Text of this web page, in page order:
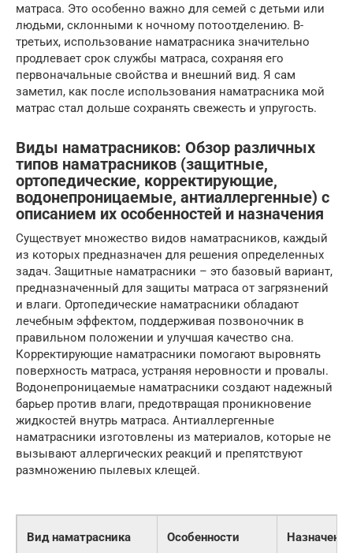
матраса. Это особенно важно для семей с детьми или
людьми, склонными к ночному потоотделению. В-
третьих, использование наматрасника значительно
продлевает срок службы матраса, сохраняя его
первоначальные свойства и внешний вид. Я сам
заметил, как после использования наматрасника мой
матрас стал дольше сохранять свежесть и упругость.
Виды наматрасников: Обзор различных
типов наматрасников (защитные,
ортопедические, корректирующие,
водонепроницаемые, антиаллергенные) с
описанием их особенностей и назначения
Существует множество видов наматрасников, каждый
из которых предназначен для решения определенных
задач. Защитные наматрасники – это базовый вариант,
предназначенный для защиты матраса от загрязнений
и влаги. Ортопедические наматрасники обладают
лечебным эффектом, поддерживая позвоночник в
правильном положении и улучшая качество сна.
Корректирующие наматрасники помогают выровнять
поверхность матраса, устраняя неровности и провалы.
Водонепроницаемые наматрасники создают надежный
барьер против влаги, предотвращая проникновение
жидкостей внутрь матраса. Антиаллергенные
наматрасники изготовлены из материалов, которые не
вызывают аллергических реакций и препятствуют
размножению пылевых клещей.
Вид наматрасника Особенности Назначение